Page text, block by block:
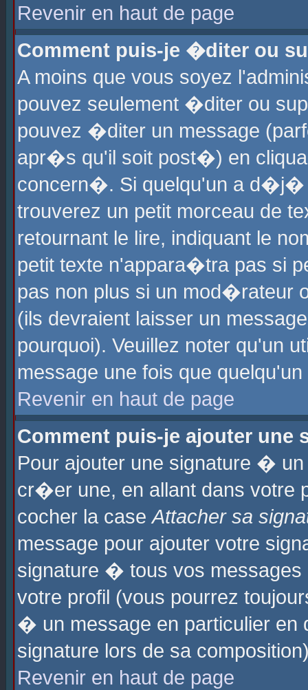
Revenir en haut de page
Comment puis-je �diter ou
A moins que vous soyez
pouvez seulement �diter ou
pouvez �diter un message
apr�s qu'il soit post�) en
concern�. Si quelqu'un a
trouverez un petit morceau de
retournant le lire, indiquant le
petit texte n'appara�tra pas si
pas non plus si un mod�rateur
(ils devraient laisser un
pourquoi). Veuillez noter qu'un
message une fois que
Revenir en haut de page
Comment puis-je ajouter une
Pour ajouter une signature �
cr�er une, en allant dans
cocher la caseAttacher sa
message pour ajouter votre
signature � tous vos
votre profil (vous pourrez
� un message en particulier
signature lors de sa
Revenir en haut de page